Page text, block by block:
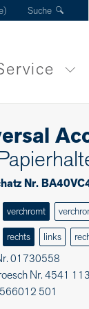
Suche
Nr.
verchromt
rechts links
01730558
Nr. 4541
501